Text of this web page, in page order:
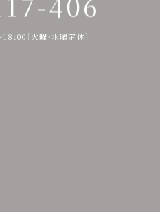
［火曜・水曜定休］